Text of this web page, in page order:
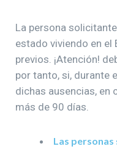
La persona
estado viviendo en
previos. ¡Atención!
por tanto, si, durante
dichas ausencias, en
más de 90 días.
Las